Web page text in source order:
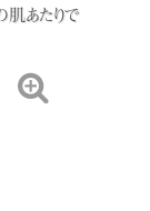
肌あたりで